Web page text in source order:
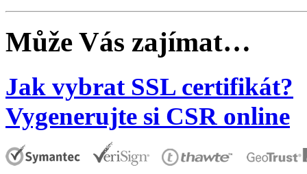
Může Vás zajímat…
Jak vybrat SSL certifikát?
Vygenerujte si CSR online